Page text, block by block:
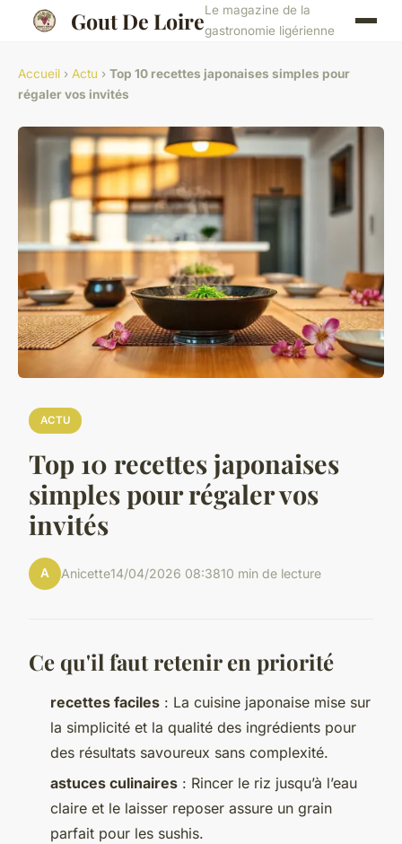
Gout De LoireLe magazine de la
gastronomie ligérienne
Accueil › Actu › Top 10 recettes japonaises simples pour
régaler vos invités
ACTU
Top 10 recettes japonaises
simples pour régaler vos
invités
A Anicette14/04/2026 08:3810 min de lecture
Ce qu'il faut retenir en priorité
recettes faciles : La cuisine japonaise mise sur
la simplicité et la qualité des ingrédients pour
des résultats savoureux sans complexité.
astuces culinaires : Rincer le riz jusqu’à l’eau
claire et le laisser reposer assure un grain
parfait pour les sushis.